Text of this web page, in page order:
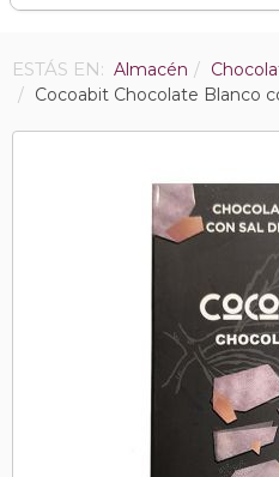
ESTÁS EN: Almacén
Cocoabit Chocolate Blanco